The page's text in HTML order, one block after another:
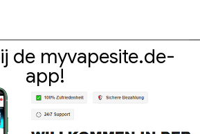
de myvapesite.de-
app!